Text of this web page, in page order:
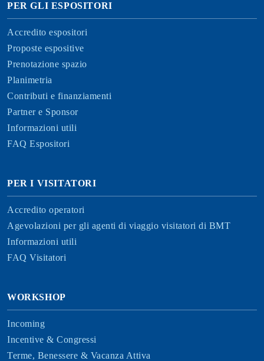
PER GLI ESPOSITORI
Accredito espositori
Proposte espositive
Prenotazione spazio
Planimetria
Contributi e finanziamenti
Partner e Sponsor
Informazioni utili
FAQ Espositori
PER I VISITATORI
Accredito operatori
Agevolazioni per gli agenti di viaggio visitatori di BMT
Informazioni utili
FAQ Visitatori
WORKSHOP
Incoming
Incentive & Congressi
Terme, Benessere & Vacanza Attiva